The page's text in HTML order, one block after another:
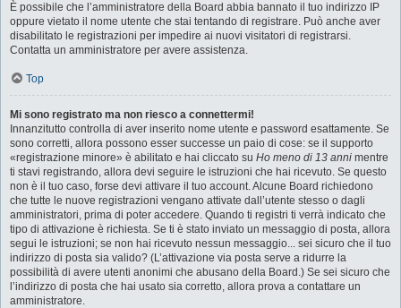
È possibile che l’amministratore della Board abbia bannato il tuo indirizzo IP
oppure vietato il nome utente che stai tentando di registrare. Può anche aver
disabilitato le registrazioni per impedire ai nuovi visitatori di registrarsi.
Contatta un amministratore per avere assistenza.
Top
Mi sono registrato ma non riesco a connettermi!
Innanzitutto controlla di aver inserito nome utente e password esattamente. Se
sono corretti, allora possono esser successe un paio di cose: se il supporto
«registrazione minore» è abilitato e hai cliccato su Ho meno di 13 anni mentre
ti stavi registrando, allora devi seguire le istruzioni che hai ricevuto. Se questo
non è il tuo caso, forse devi attivare il tuo account. Alcune Board richiedono
che tutte le nuove registrazioni vengano attivate dall’utente stesso o dagli
amministratori, prima di poter accedere. Quando ti registri ti verrà indicato che
tipo di attivazione è richiesta. Se ti è stato inviato un messaggio di posta, allora
segui le istruzioni; se non hai ricevuto nessun messaggio... sei sicuro che il tuo
indirizzo di posta sia valido? (L’attivazione via posta serve a ridurre la
possibilità di avere utenti anonimi che abusano della Board.) Se sei sicuro che
l’indirizzo di posta che hai usato sia corretto, allora prova a contattare un
amministratore.